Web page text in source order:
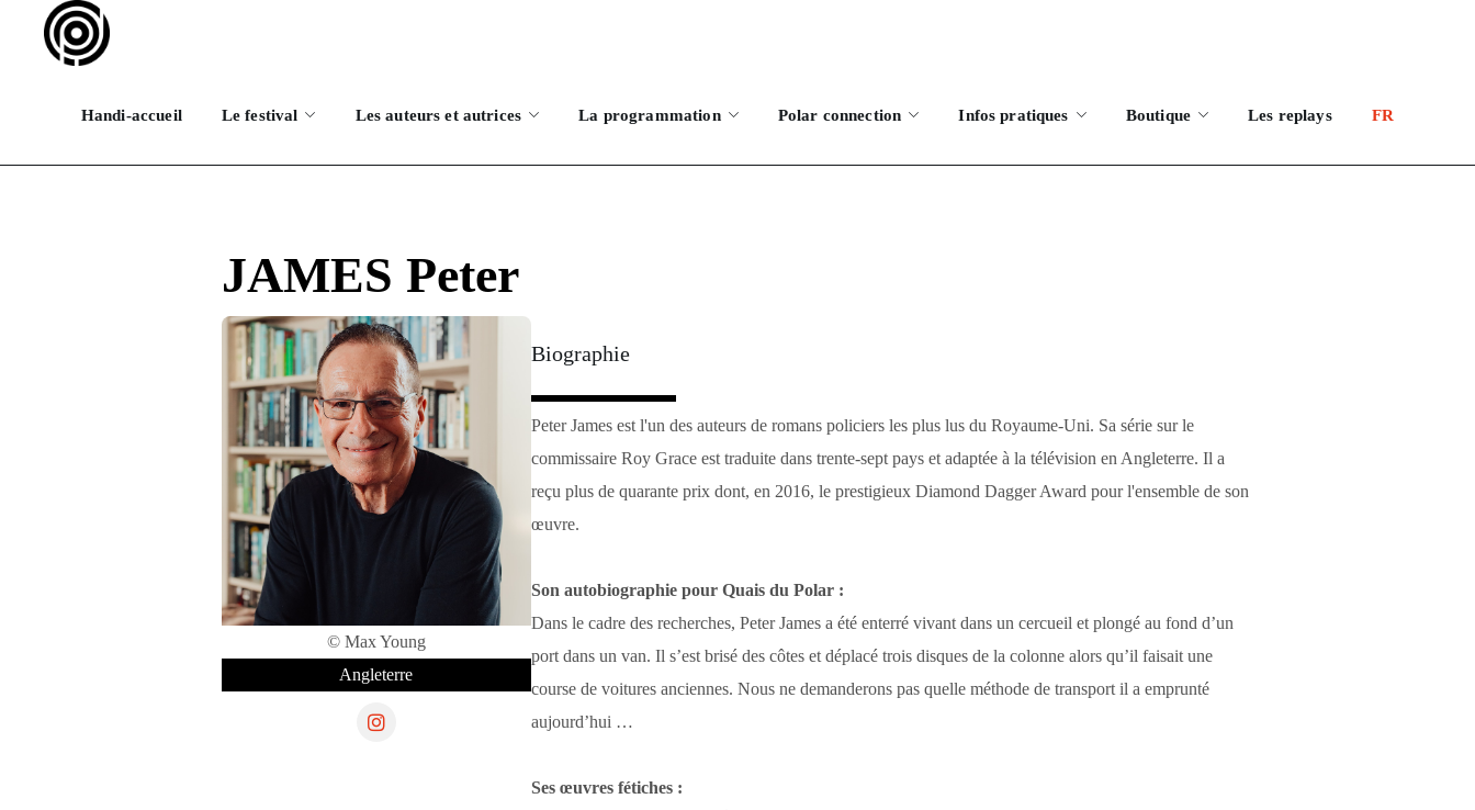
Handi-accueil Le festival Les auteurs et autrices La programmation Polar connection Infos pratiques Boutique Les replays FR
JAMES Peter
© Max Young
Angleterre
Biographie
Peter James est l'un des auteurs de romans policiers les plus lus du Royaume-Uni. Sa série sur le
commissaire Roy Grace est traduite dans trente-sept pays et adaptée à la télévision en Angleterre. Il a
reçu plus de quarante prix dont, en 2016, le prestigieux Diamond Dagger Award pour l'ensemble de son
œuvre.
Son autobiographie pour Quais du Polar :
Dans le cadre des recherches, Peter James a été enterré vivant dans un cercueil et plongé au fond d’un
port dans un van. Il s’est brisé des côtes et déplacé trois disques de la colonne alors qu’il faisait une
course de voitures anciennes. Nous ne demanderons pas quelle méthode de transport il a emprunté
aujourd’hui …
Ses œuvres fétiches :